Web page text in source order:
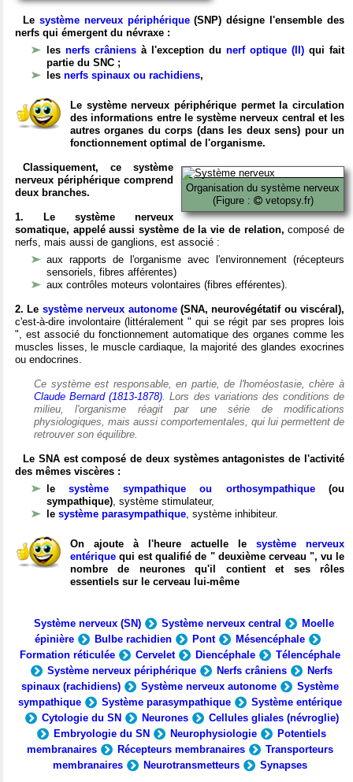
Le système nerveux périphérique(SNP) désigne l'ensemble des
nerfs qui émergent du névraxe :
les nerfs crâniens à l'exception du nerf optique (II) qui fait
partie du SNC ;
les nerfs spinaux ou rachidiens,
Le système nerveux périphérique permet la circulation
des informations entre le système nerveux central et les
autres organes du corps (dans les deux sens) pour un
fonctionnement optimal de l'organisme.
Organisation du système nerveux
(Figure :
vetopsy.fr)
Classiquement, ce système
nerveux périphérique comprend
deux branches.
1. Le système nerveux
somatique, appelé aussi système de la vie de relation, composé de
nerfs, mais aussi de ganglions, est associé :
aux rapports de l'organisme avec l'environnement (récepteurs
sensoriels, fibres afférentes)
aux contrôles moteurs volontaires (fibres efférentes).
2. Le système nerveux autonome(SNA, neurovégétatif ou viscéral),
c'est-à-dire involontaire (littéralement " qui se régit par ses propres lois
", est associé du fonctionnement automatique des organes comme les
muscles lisses, le muscle cardiaque, la majorité des glandes exocrines
ou endocrines.
Ce système est responsable, en partie, de l'homéostasie, chère à
Claude Bernard (1813-1878). Lors des variations des conditions de
milieu, l'organisme réagit par une série de modifications
physiologiques, mais aussi comportementales, qui lui permettent de
retrouver son équilibre.
Le SNA est composé de deux systèmes antagonistes de l'activité
des mêmes viscères :
lesystème sympathique ou orthosympathique(ou
sympathique), système stimulateur,
le système parasympathique, système inhibiteur.
On ajoute à l'heure actuelle le système nerveux
entérique qui est qualifié de " deuxième cerveau ", vu le
nombre de neurones qu'il contient et ses rôles
essentiels sur le cerveau lui-même
Système nerveux (SN) Système nerveux central
Moelle
épinière
Bulbe rachidien Pont
Mésencéphale
Formation réticulée
Cervelet Diencéphale
Télencéphale
Système nerveux périphérique
Nerfs crâniens
Nerfs
spinaux (rachidiens)
Système nerveux autonome
Système
sympathique
Système parasympathique
Système entérique
Cytologie du SN
Neurones
Cellules gliales (névroglie)
Embryologie du SN
Neurophysiologie
Potentiels
membranaires
Récepteurs membranaires
Transporteurs
membranaires
Neurotransmetteurs Synapses